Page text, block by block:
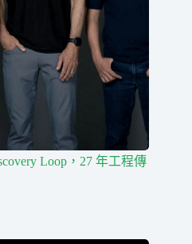
Loop，27 年工程傳